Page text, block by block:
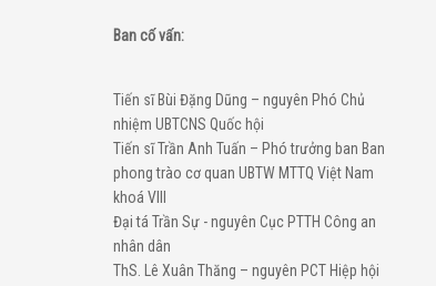
Ban cố vấn:
Tiến sĩ Bùi Đặng Dũng – nguyên Phó Chủ
nhiệm UBTCNS Quốc hội
Tiến sĩ Trần Anh Tuấn – Phó trưởng ban Ban
phong trào cơ quan UBTW MTTQ Việt Nam
khoá VIII
Đại tá Trần Sự - nguyên Cục PTTH Công an
nhân dân
ThS. Lê Xuân Thăng – nguyên PCT Hiệp hội